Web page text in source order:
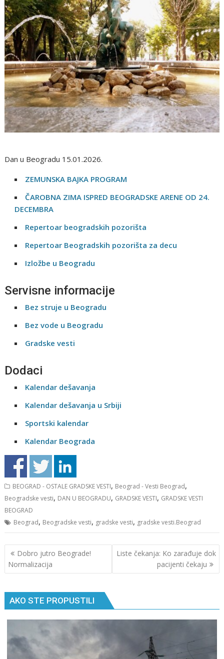
Dan u Beogradu 15.01.2026.
ZEMUNSKA BAJKA PROGRAM
ČAROBNA ZIMA ISPRED BEOGRADSKE ARENE OD 24.
DECEMBRA
Repertoar beogradskih pozorišta
Repertoar Beogradskih pozorišta za decu
Izložbe u Beogradu
Servisne informacije
Bez struje u Beogradu
Bez vode u Beogradu
Gradske vesti
Dodaci
Kalendar dešavanja
Kalendar dešavanja u Srbiji
Sportski kalendar
Kalendar Beograda
BEOGRAD - OSTALE GRADSKE VESTI, Beograd - Vesti Beograd,
Beogradske vesti, DAN U BEOGRADU, GRADSKE VESTI, GRADSKE VESTI
BEOGRAD
Beograd, Beogradske vesti, gradske vesti, gradske vesti.Beograd
Кретање
чланка
Dobro jutro Beograde!
Normalizacija
Liste čekanja: Ko zarađuje dok
pacijenti čekaju
AKO STE PROPUSTILI